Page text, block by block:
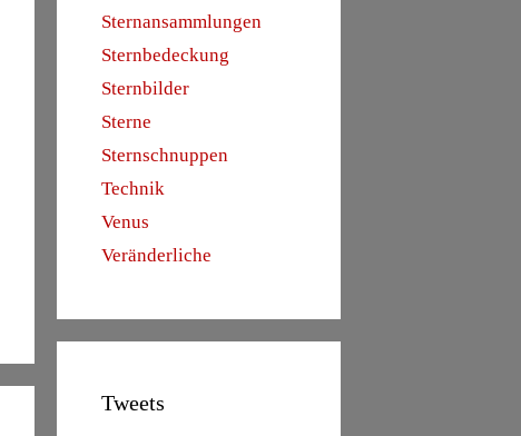
Sternansammlungen
Sternbedeckung
Sternbilder
Sterne
Sternschnuppen
Technik
Venus
Veränderliche
Tweets